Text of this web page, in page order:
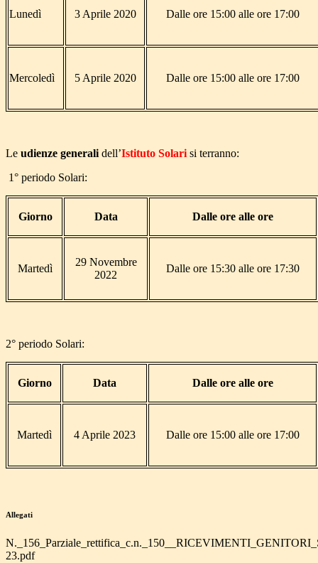
Lunedì 3 Aprile 2020 Dalle ore 15:00 alle ore 17:00
Mercoledì 5 Aprile 2020 Dalle ore 15:00 alle ore 17:00
Le udienze generali dell’Istituto Solari si terranno:
1° periodo Solari:
Giorno Data Dalle ore alle ore
Martedì
29 Novembre
2022
Dalle ore 15:30 alle ore 17:30
2° periodo Solari:
Giorno Data Dalle ore alle ore
Martedì 4 Aprile 2023 Dalle ore 15:00 alle ore 17:00
Allegati
23.pdf